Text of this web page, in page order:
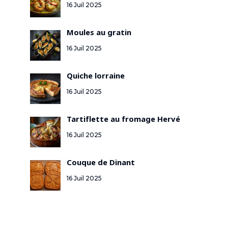
16 Juil 2025
Moules au gratin
16 Juil 2025
Quiche lorraine
16 Juil 2025
Tartiflette au fromage Hervé
16 Juil 2025
Couque de Dinant
16 Juil 2025